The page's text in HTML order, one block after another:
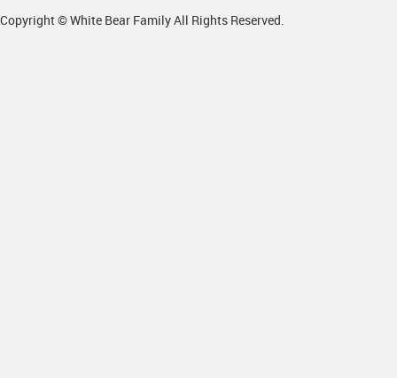
Copyright © White Bear Family All Rights Reserved.